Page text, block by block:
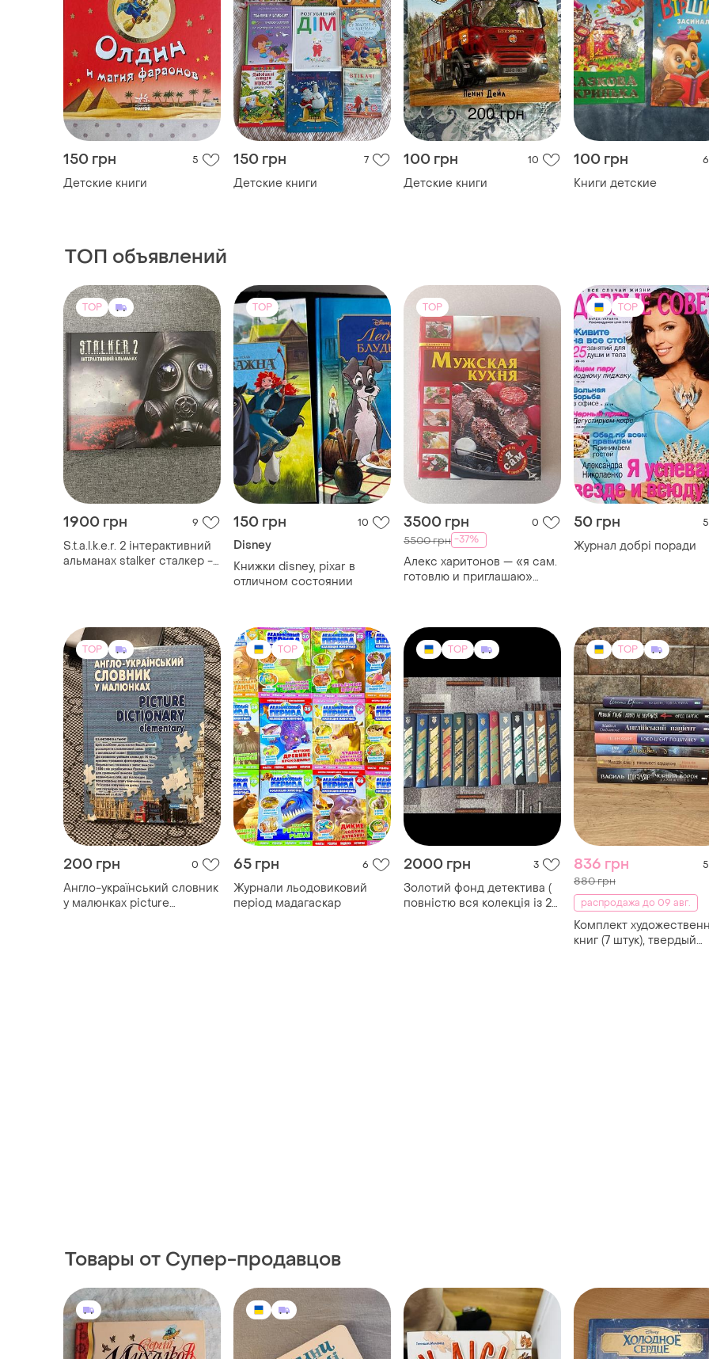
150 грн 5
Детские книги
150 грн 7
Детские книги
100 грн 10
Детские книги
100 грн 6
Книги детские
ТОП объявлений
TOP
1900 грн 9
S.t.a.l.k.e.r. 2 інтерактивний
альманах stalker сталкер -
TOP
150 грн 10
Disney
Книжки disney, pixar в
отличном состоянии
TOP
3500 грн 0
5500 грн -37%
Алекс харитонов — «я сам.
готовлю и приглашаю»
TOP
50 грн 5
Журнал добрі поради
TOP
200 грн 0
Англо-український словник
у малюнках picture
TOP
65 грн 6
Журнали льодовиковий
період мадагаскар
TOP
2000 грн 3
Золотий фонд детектива (
повністю вся колекція із 20
TOP
836 грн 5
880 грн
распродажа до 09 авг.
Комплект
книг (7 штук), твердый
Товары от Супер-продавцов